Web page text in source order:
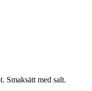
Smaksätt med salt.